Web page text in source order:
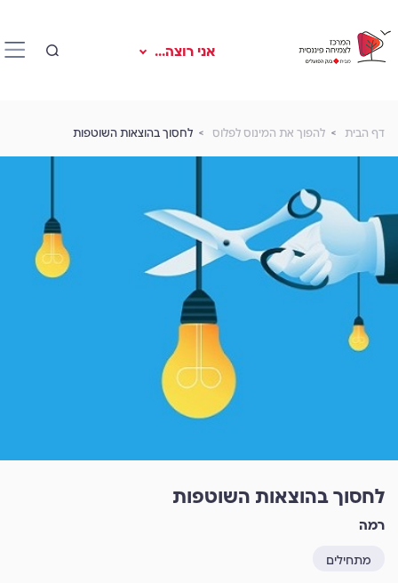
אני רוצה...
דף הבית להפוך את המינוס לפלוס לחסוך בהוצאות השוטפות
לחסוך בהוצאות השוטפות
רמה
מתחילים